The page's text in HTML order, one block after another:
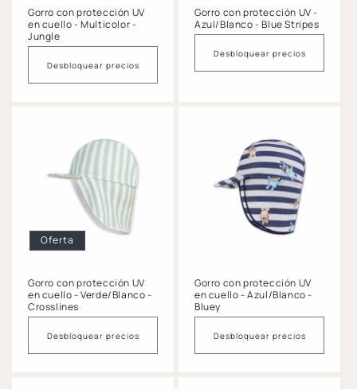
Gorro con protección UV
en cuello - Multicolor -
Jungle
Desbloquear precios
Gorro con protección UV -
Azul/Blanco - Blue Stripes
Desbloquear precios
Oferta
Gorro con protección UV
en cuello - Verde/Blanco -
Crosslines
Desbloquear precios
Gorro con protección UV
en cuello - Azul/Blanco -
Bluey
Desbloquear precios